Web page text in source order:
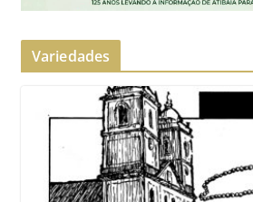
Variedades